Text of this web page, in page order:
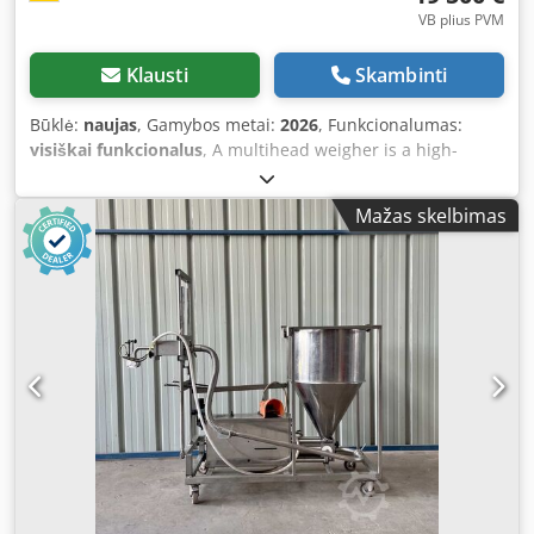
VB plius PVM
Klausti Skambinti
Būklė: naujas, Gamybos metai: 2026, Funkcionalumas:
visiškai funkcionalus, A multihead weigher is a high-
precision weighing system that simultaneously weighs
products using multiple load cells. The ideal combination
is calculated automatically to achieve the target weight
with minimal deviation. Multihead weighers are especially
suitable for free-flowing products. When combined with a
vertical packaging machine, they ensure a continuous,
automated packaging process. Multihead weighers
minimize product loss through precise weight
combinations and enable higher cycle rates, particularly
for expensive or sensitive products. Features - 10-36 heads
available - Automatic frequency control of vibration for
uniform and precise product distribution - Automatic zero-
setting during operation for improved accuracy - Self-
diagnosis alarm in a pop-up window for easy
troubleshooting - Choice of single or multiple discharge for
Mažas skelbimas